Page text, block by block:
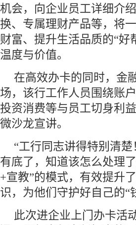
机会，向企业员工详细介
换、专属理财产品等，将
财富、提升生活品质的“
温度与价值。
在高效办卡的同时，金
场，该行工作人员围绕账
投资消费等与员工切身利
微沙龙宣讲。
“工行同志讲得特别清
有底了，知道该怎么处理
+宣教”的模式，有效提升
识，为他们守护好自己的“
此次进企业上门办卡活